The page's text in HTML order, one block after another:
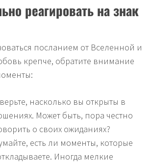
реагировать на знак
посланием от Вселенной и
крепче, обратите внимание
насколько вы открыты в
Может быть, пора честно
о своих ожиданиях?
есть ли моменты, которые
Иногда мелкие